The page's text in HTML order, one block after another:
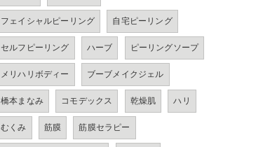
フェイシャルピーリング 自宅ピーリング
セルフピーリング ハーブ ピーリングソープ
メリハリボディー ブーブメイクジェル
橋本まなみ コモデックス 乾燥肌 ハリ
むくみ 筋膜 筋膜セラピー